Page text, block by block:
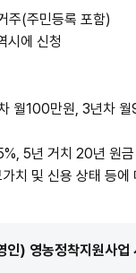
주(주민등록 포함)
시에 신청
월100만원, 3년차
5년 거치 20년 원
치 및 신용 상태 등
) 영농정착지원사